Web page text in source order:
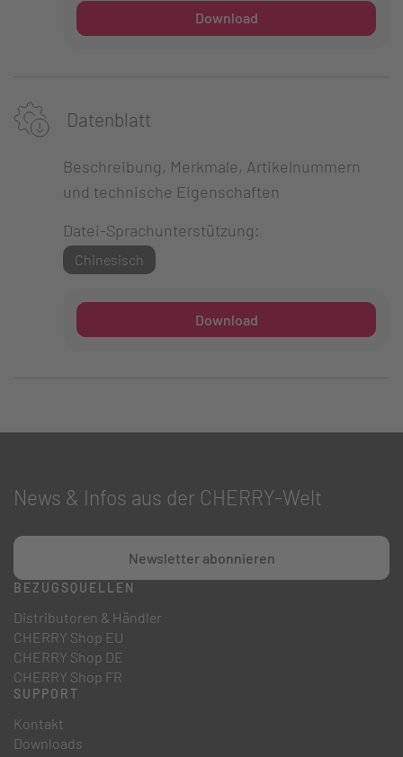
Download
Datenblatt
Beschreibung, Merkmale, Artikelnummern
und technische Eigenschaften
Datei-Sprachunterstützung:
Chinesisch
Download
News & Infos aus der CHERRY-Welt
Newsletter abonnieren
BEZUGSQUELLEN
Distributoren & Händler
CHERRY Shop EU
CHERRY Shop DE
CHERRY Shop FR
SUPPORT
Kontakt
Downloads